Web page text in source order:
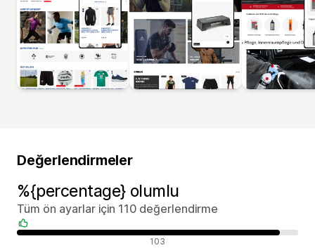
Değerlendirmeler
%{percentage} olumlu
Tüm ön ayarlar için 110 değerlendirme
Olumlu değerlendirmeler 103